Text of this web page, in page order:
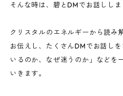
そんな時は、碧とDMでお話しし
クリスタルのエネルギーから読み
お伝えし、たくさんDMでお話し
いるのか、なぜ迷うのか」などを
いきます。